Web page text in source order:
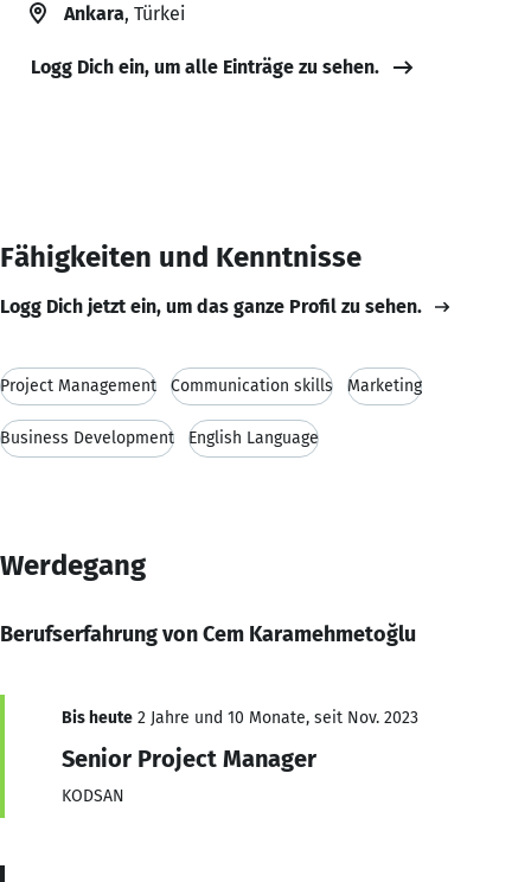
Ankara, Türkei
Logg Dich ein, um alle Einträge zu sehen.
Fähigkeiten und Kenntnisse
Logg Dich jetzt ein, um das ganze Profil zu sehen.
Project Management Communication skills Marketing
Business Development English Language
Werdegang
Berufserfahrung von Cem Karamehmetoğlu
Bis heute 2 Jahre und 10 Monate, seit Nov. 2023
Senior Project Manager
KODSAN